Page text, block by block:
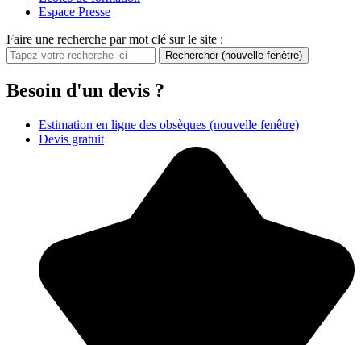
Espace Presse
Faire une recherche par mot clé sur le site :
Rechercher (nouvelle fenêtre)
Besoin d'un devis ?
Estimation en ligne des obsèques (nouvelle fenêtre)
Devis gratuit